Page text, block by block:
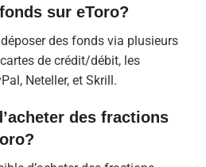
sur eToro?
des fonds via plusieurs
de crédit/débit, les
Neteller, et Skrill.
des fractions